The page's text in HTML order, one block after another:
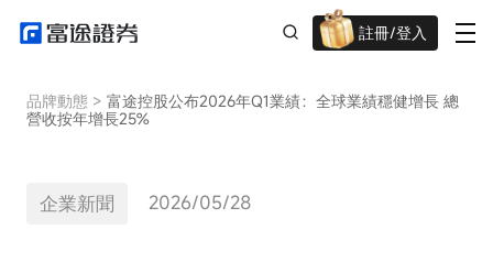
註冊/登入
迎新驚喜賞 股票/BTC等任你揀!
品牌動態> 富途控股公布2026年Q1業績：全球業績穩健增長 總
營收按年增長25%
企業新聞 2026/05/28